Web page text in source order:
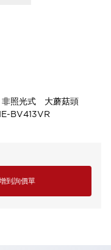
照光式 大蘑菇頭
BV413VR
到詢價單